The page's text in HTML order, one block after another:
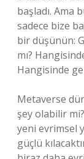
başladı. Ama
sadece bize
bir düşünün:
mı?
Hangisinde
Metaverse
şey olabilir
yeni evrimsel
güçlü